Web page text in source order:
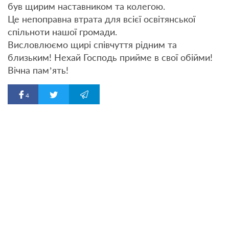
4
був щирим наставником та колегою.
Це непоправна втрата для всієї освітянської
спільноти нашої громади.
Висловлюємо щирі співчуття рідним та
близьким! Нехай Господь прийме в свої обійми!
Вічна пам’ять!